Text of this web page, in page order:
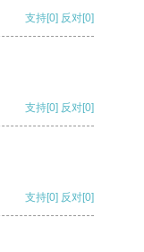
支持[0] 反对[0]
支持[0] 反对[0]
支持[0] 反对[0]